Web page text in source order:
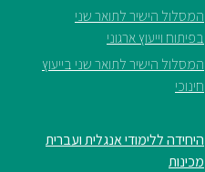
המסלול הישיר לתואר שני
בפיתוח וייעוץ ארגוני
המסלול הישיר לתואר שני בייעוץ
חינוכי
היחידה ללימודי אנגלית ועברית
מכינות